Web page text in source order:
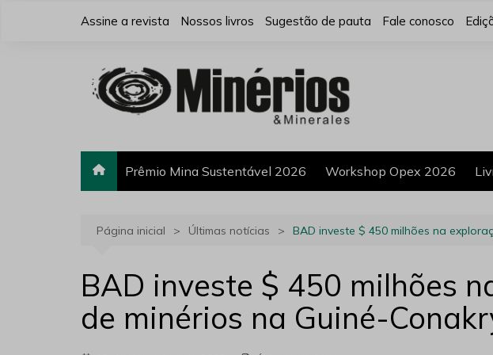
Assine a revista Nossos livros Sugestão de pauta Fale conosco
Prêmio Mina Sustentável 2026 Workshop Opex 2026
Página inicial Últimas notícias BAD investe $ 450 milhões na
BAD investe $ 450 milhões
de minérios na Guiné-